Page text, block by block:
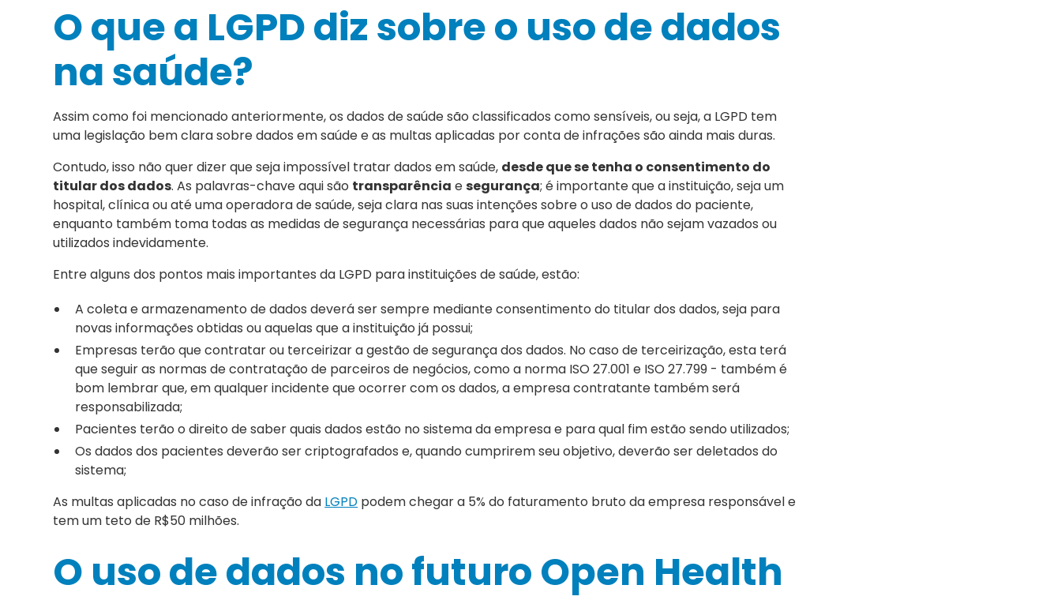
O que a LGPD diz sobre o uso de dados
na saúde?
Assim como foi mencionado anteriormente, os dados de saúde são classificados como sensíveis, ou seja, a LGPD tem
uma legislação bem clara sobre dados em saúde e as multas aplicadas por conta de infrações são ainda mais duras.
Contudo, isso não quer dizer que seja impossível tratar dados em saúde, desde que se tenha o consentimento do
titular dos dados. As palavras-chave aqui são transparência esegurança; é importante que a instituição, seja um
hospital, clínica ou até uma operadora de saúde, seja clara nas suas intenções sobre o uso de dados do paciente,
enquanto também toma todas as medidas de segurança necessárias para que aqueles dados não sejam vazados ou
utilizados indevidamente.
Entre alguns dos pontos mais importantes da LGPD para instituições de saúde, estão:
A coleta e armazenamento de dados deverá ser sempre mediante consentimento do titular dos dados, seja para
novas informações obtidas ou aquelas que a instituição já possui;
Empresas terão que contratar ou terceirizar a gestão de segurança dos dados. No caso de terceirização, esta terá
que seguir as normas de contratação de parceiros de negócios, como a norma ISO 27.001 e ISO 27.799 - também é
bom lembrar que, em qualquer incidente que ocorrer com os dados, a empresa contratante também será
responsabilizada;
Pacientes terão o direito de saber quais dados estão no sistema da empresa e para qual fim estão sendo utilizados;
Os dados dos pacientes deverão ser criptografados e, quando cumprirem seu objetivo, deverão ser deletados do
sistema;
As multas aplicadas no caso de infração da LGPD podem chegar a 5% do faturamento bruto da empresa responsável e
tem um teto de R$50 milhões.
O uso de dados no futuro Open Health